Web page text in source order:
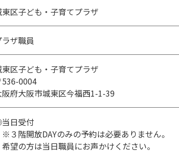
東区子ども・子育てプラザ
ラザ職員
東区子ども・子育てプラザ
536-0004
阪府大阪市城東区今福西1-1-39
日受付
※３階開放DAYのみの予約は必要ありません。
希望の方は当日職員にお声かけください。